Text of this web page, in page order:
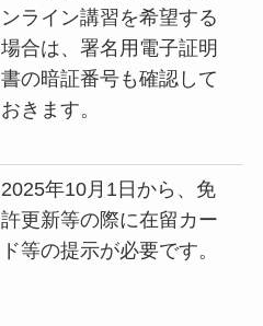
ンライン講習を希望する
場合は、署名用電子証明
書の暗証番号も確認して
おきます。
2025年10月1日から、免
許更新等の際に在留カー
ド等の提示が必要です。